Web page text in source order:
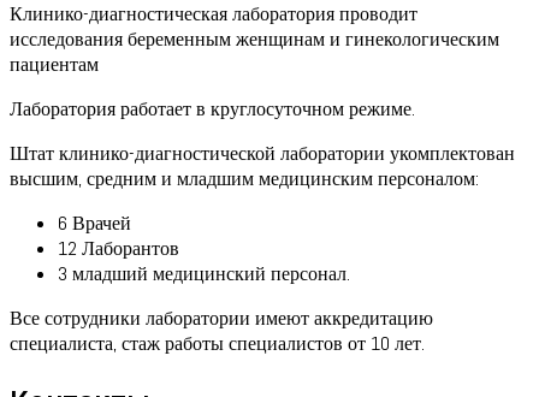
Клинико-диагностическая лаборатория проводит
исследования беременным женщинам и гинекологическим
пациентам
Лаборатория работает в круглосуточном режиме.
Штат клинико-диагностической лаборатории укомплектован
высшим, средним и младшим медицинским персоналом:
6 Врачей
12 Лаборантов
3 младший медицинский персонал.
Все сотрудники лаборатории имеют аккредитацию
специалиста, стаж работы специалистов от 10 лет.